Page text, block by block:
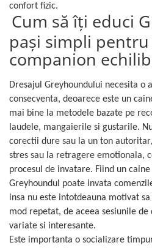
confort fizic.
Cum să îți educi
pași simpli
companion
Dresajul Greyhoundului necesita o
consecventa, deoarece este un
mai bine la metodele bazate pe
laudele, mangaierile si gustarile.
corectii dure sau la un ton
stres sau la retragere emotionala,
procesul de invatare. Fiind un
Greyhoundul poate invata
insa nu este intotdeauna motivat
mod repetat, de aceea sesiunile
variate si interesante.
Este importanta o socializare